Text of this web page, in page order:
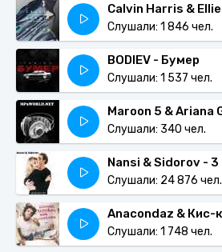
Слушали: 1 846 чел.
BODIEV - Бумер
Слушали: 1 537 чел.
Слушали: 340 чел.
Слушали: 24 876 чел.
Слушали: 1 748 чел.